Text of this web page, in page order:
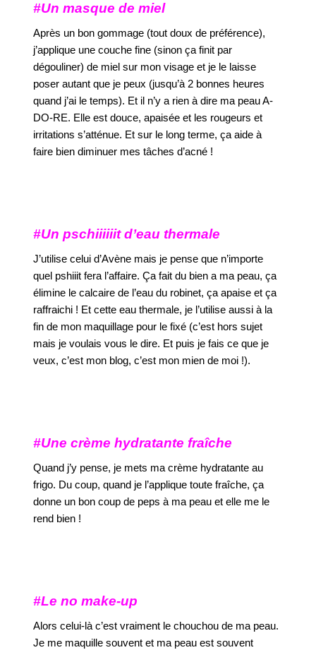
#Un masque de miel
Après un bon gommage (tout doux de préférence),
j’applique une couche fine (sinon ça finit par
dégouliner) de miel sur mon visage et je le laisse
poser autant que je peux (jusqu’à 2 bonnes heures
quand j’ai le temps). Et il n’y a rien à dire ma peau A-
DO-RE. Elle est douce, apaisée et les rougeurs et
irritations s’atténue. Et sur le long terme, ça aide à
faire bien diminuer mes tâches d’acné !
#Un pschiiiiiit d’eau thermale
J’utilise celui d’Avène mais je pense que n’importe
quel pshiiit fera l’affaire. Ça fait du bien a ma peau, ça
élimine le calcaire de l’eau du robinet, ça apaise et ça
raffraichi ! Et cette eau thermale, je l’utilise aussi à la
fin de mon maquillage pour le fixé (c’est hors sujet
mais je voulais vous le dire. Et puis je fais ce que je
veux, c’est mon blog, c’est mon mien de moi !).
#Une crème hydratante fraîche
Quand j’y pense, je mets ma crème hydratante au
frigo. Du coup, quand je l’applique toute fraîche, ça
donne un bon coup de peps à ma peau et elle me le
rend bien !
#Le no make-up
Alors celui-là c’est vraiment le chouchou de ma peau.
Je me maquille souvent et ma peau est souvent